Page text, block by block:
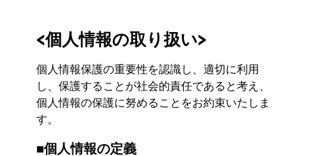
<個人情報の取り扱い>
個人情報保護の重要性を認識し、適切に利用
し、保護することが社会的責任であると考え、
個人情報の保護に努めることをお約束いたしま
す。
■個人情報の定義